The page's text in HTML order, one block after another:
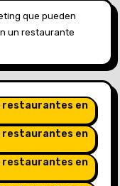
que pueden
un restaurante
restaurantes en
restaurantes en
restaurantes en